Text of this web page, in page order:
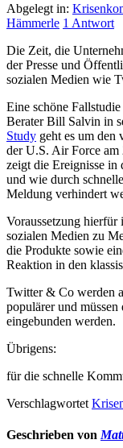
Abgelegt in:
Hämmerle 1 Antwort
Die Zeit, die
der Presse und
sozialen Medien wie
Eine schöne
Berater Bill Salvin in
Study geht es um den
der U.S. Air Force
zeigt die Ereignisse in
und wie durch
Meldung verhindert
Voraussetzung hierfür
sozialen Medien zu
die Produkte sowie
Reaktion in den
Twitter & Co werden
populärer und
eingebunden werden.
Übrigens:
für die schnelle
Verschlagwortet
Geschrieben von